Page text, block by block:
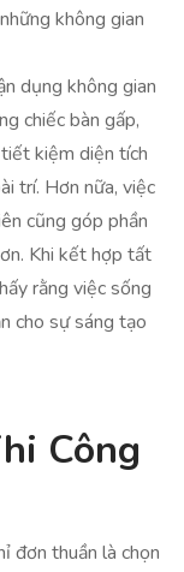
không gian
dụng không gian
chiếc bàn gấp,
kiệm diện tích
trí. Hơn nữa, việc
cũng góp phần
Khi kết hợp tất
rằng việc sống
cho sự sáng tạo
Công
đơn thuần là chọn